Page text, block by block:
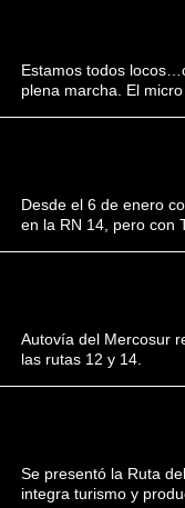
Estamos todos
plena marcha. El
Desde el 6 de enero
en la RN 14, pero con
Autovía del Mercosur
las rutas 12 y 14.
Se presentó la Ruta
integra turismo y